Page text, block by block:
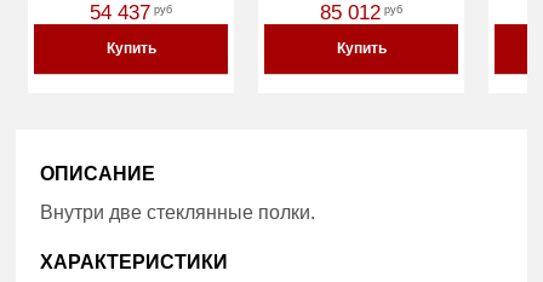
54 437 руб
Купить
85 012 руб
Купить
ОПИСАНИЕ
Внутри две стеклянные полки.
ХАРАКТЕРИСТИКИ